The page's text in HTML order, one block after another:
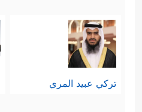
تركي عبيد المري